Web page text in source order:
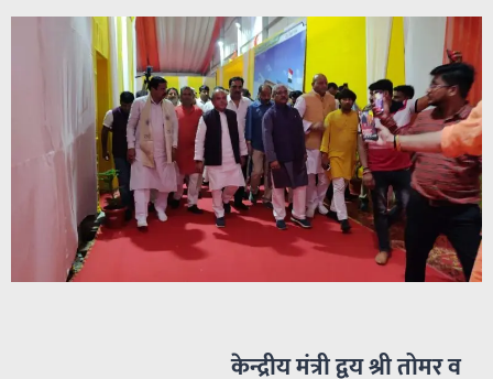
केन्द्रीय मंत्री द्वय श्री तोमर व